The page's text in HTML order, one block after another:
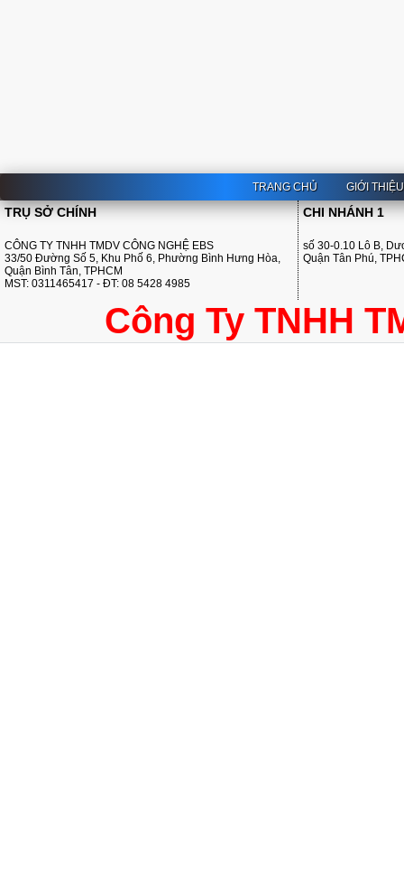
TRANG CHỦ GIỚI THIỆU
TRỤ SỞ CHÍNH
CÔNG TY TNHH TMDV CÔNG NGHỆ EBS
33/50 Đường Số 5, Khu Phố 6, Phường Bình Hưng Hòa,
Quận Bình Tân, TPHCM
MST: 0311465417 - ĐT: 08 5428 4985
CHI NHÁNH 1
số 30-0.10 Lô B,
Quận Tân Phú,
Công Ty TNHH